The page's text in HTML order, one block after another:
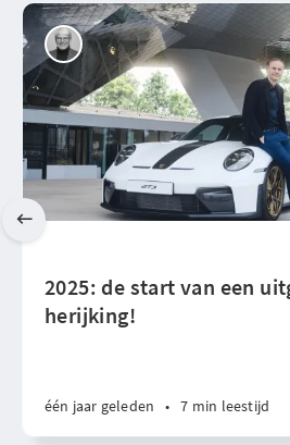
2025: de start van een
herijking!
één jaar geleden • 7 min leestijd